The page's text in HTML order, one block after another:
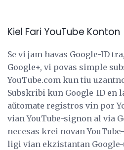
Kiel Fari YouTube Konton
Se vi jam havas Google-ID
Google+, vi povas simple
YouTube.com kun tiu
Subskribi kun Google-ID en
aŭtomate registros vin por
vian YouTube-signon al via
necesas krei novan
ligi vian ekzistantan